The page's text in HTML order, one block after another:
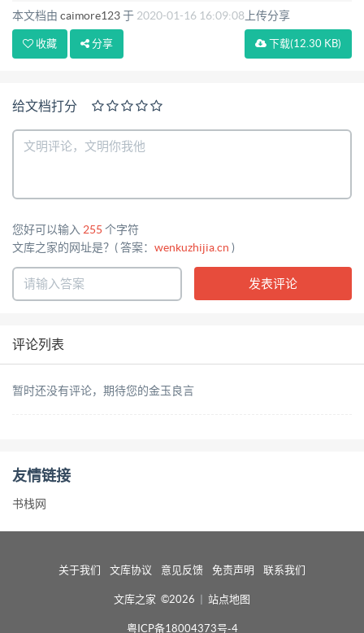
本文档由 caimore123于 2020-01-16 16:09:08 上传分享
下载(12.30 KB)
收藏 分享
给文档打分
您好可以输入 255 个字符
文库之家的网址是？( 答案： wenkuzhijia.cn )
评论列表
暂时还没有评论，期待您的金玉良言
友情链接
书栈网
关于我们 文库协议 意见反馈 免责声明 联系我们
文库之家 ©2026 站点地图
粤ICP备18004373号-4